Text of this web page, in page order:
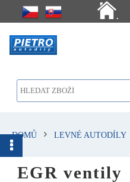
.
DOMŮ LEVNÉ AUTODÍLY
EGR ventily